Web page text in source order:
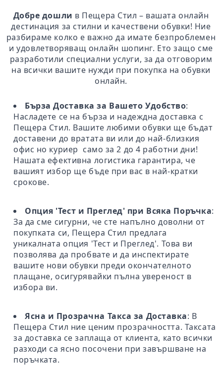
Добре дошли в Пещера Стил – вашата онлайн
дестинация за стилни и качествени обувки! Ние
разбираме колко е важно да имате безпроблемен
и удовлетворяващ онлайн шопинг. Ето защо сме
разработили специални услуги, за да отговорим
на всички вашите нужди при покупка на обувки
онлайн.
Бърза Доставка за Вашето Удобство:
Насладете се на бърза и надеждна доставка с
Пещера Стил. Вашите любими обувки ще бъдат
доставени до вратата ви или до най-близкия
офис но куриер само за 2 до 4 работни дни!
Нашата ефективна логистика гарантира, че
вашият избор ще бъде при вас в най-кратки
срокове.
Опция 'Тест и Преглед' при Всяка Поръчка:
За да сме сигурни, че сте напълно доволни от
покупката си, Пещера Стил предлага
уникалната опция 'Тест и Преглед'. Това ви
позволява да пробвате и да инспектирате
вашите нови обувки преди окончателното
плащане, осигурявайки пълна увереност в
избора ви.
Ясна и Прозрачна Такса за Доставка: В
Пещера Стил ние ценим прозрачността. Таксата
за доставка се заплаща от клиента, като всички
разходи са ясно посочени при завършване на
поръчката.